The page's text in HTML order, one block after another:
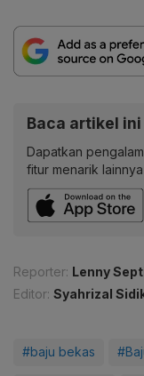
Baca artikel
Dapatkan
fitur menarik
Reporter: Lenny
Editor: Syahrizal
#baju bekas